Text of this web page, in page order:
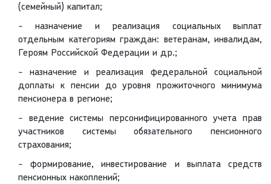
(семейный) капитал;
- назначение и реализация социальных выплат
отдельным категориям граждан: ветеранам, инвалидам,
Героям Российской Федерации и др.;
- назначение и реализация федеральной социальной
доплаты к пенсии до уровня прожиточного минимума
пенсионера в регионе;
- ведение системы персонифицированного учета прав
участников системы обязательного пенсионного
страхования;
- формирование, инвестирование и выплата средств
пенсионных накоплений;